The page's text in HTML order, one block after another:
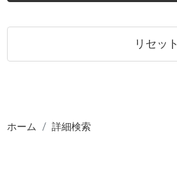
リセット
ホーム 詳細検索